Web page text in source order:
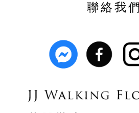
聯絡我們